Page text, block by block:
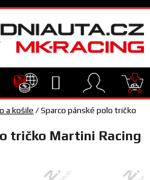
Hledat
a košile /Sparco pánské polo tričko
tričko Martini Racing